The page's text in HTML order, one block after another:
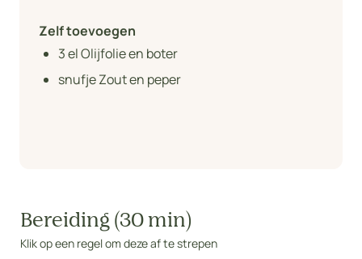
Zelf toevoegen
3el Olijfolie en boter
snufje Zout en peper
Bereiding (30 min)
Klik op een regel om deze af te strepen